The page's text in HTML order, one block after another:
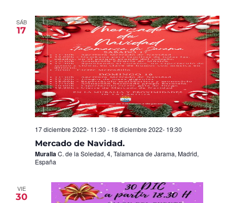
SÁB
17
Mercado de Navidad.
17 diciembre 2022- 11:30 - 18 diciembre 2022- 19:30
MurallaC. de la Soledad, 4, Talamanca de Jarama, Madrid,
España
VIE
30